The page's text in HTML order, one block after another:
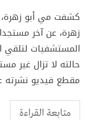
كشفت مي أبو زهرة،
زهرة، عن آخر
المستشفيات لتلقي
حالته لا تزال غير
مقطع فيديو نشرته
متابعة القراءة